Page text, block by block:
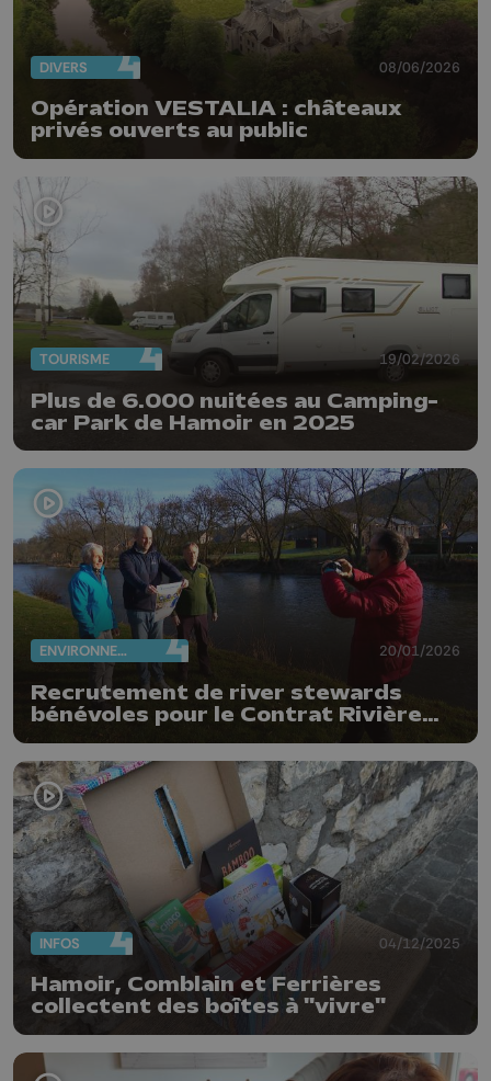
DIVERS 08/06/2026
Opération VESTALIA : châteaux
privés ouverts au public
TOURISME 19/02/2026
Plus de 6.000 nuitées au Camping-
car Park de Hamoir en 2025
ENVIRONNEMENT 20/01/2026
Recrutement de river stewards
bénévoles pour le Contrat Rivière
INFOS 04/12/2025
Hamoir, Comblain et Ferrières
collectent des boîtes à "vivre"